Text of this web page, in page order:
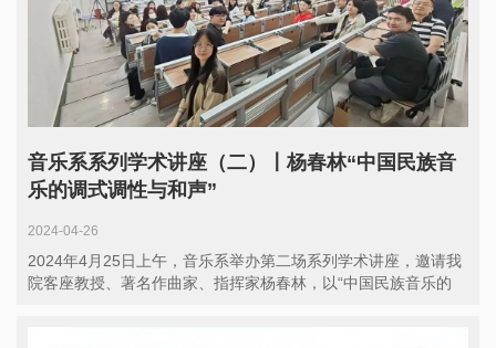
音乐系系列学术讲座（二）〡杨春林“中国民族音
乐的调式调性与和声”
2024-04-26
2024年4月25日上午，音乐系举办第二场系列学术讲座，邀请我
院客座教授、著名作曲家、指挥家杨春林，以“中国民族音乐的